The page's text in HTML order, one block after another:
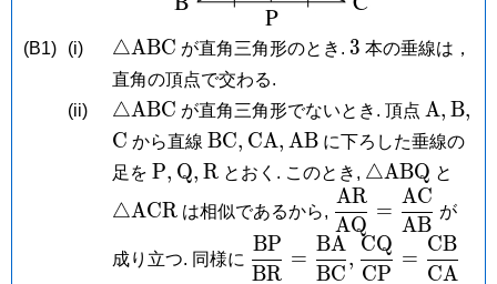
(B1) (i) \triangle\mathrm{ABC}
△ABC が直角三角形のとき. 3
3 本の垂線は，
直角の頂点で交わる.
(ii)
\triangle\mathrm{ABC}
△ABC が直角三角形でないとき. 頂点
A,
A,
B,
B,
\mathrm
C
C から直線 \mathrm{BC},
BC, \mathrm{CA},
CA, \mathrm{AB}
AB に下ろした垂線の
足を \mathrm
P, \mathrm
Q, \mathrm
R とおく. このとき, △ABQ と
△ACR は相似であるから,
{\mathrm{AB}}
AQ
AR
=
AB
AC
が
成り立つ. 同様に \dfrac{\mathrm{BP}}
{\mathrm{BR}} =
BR
BP
=
BC
BA
,
CP
CQ
=
CA
CB